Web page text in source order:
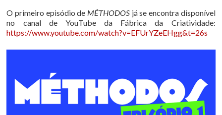
O primeiro episódio de MÉTHODOS já se encontra disponível
no canal de YouTube da Fábrica da Criatividade:
https://www.youtube.com/watch?v=EFUrYZeEHgg&t=26s